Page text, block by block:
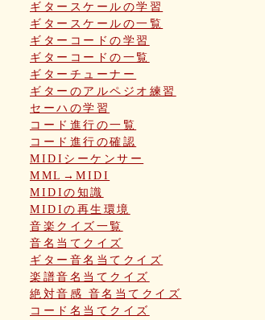
ギタースケールの学習
ギタースケールの一覧
ギターコードの学習
ギターコードの一覧
ギターチューナー
ギターのアルペジオ練習
セーハの学習
コード進行の一覧
コード進行の確認
MIDIシーケンサー
MML→MIDI
MIDIの知識
MIDIの再生環境
音楽クイズ一覧
音名当てクイズ
ギター音名当てクイズ
楽譜音名当てクイズ
絶対音感 音名当てクイズ
コード名当てクイズ